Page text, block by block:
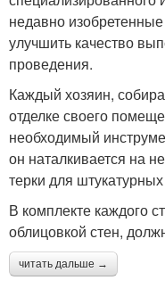
недавно
улучшить качество
проведения.
Каждый хозяин,
отделке своего
необходимый
он наталкивается на
терки для
В комплекте каждого
облицовкой стен,
читать дальше →